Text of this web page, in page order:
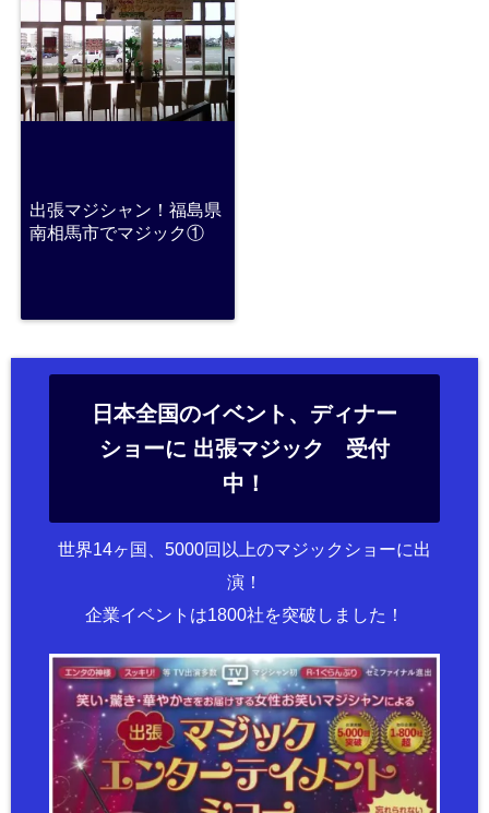
出張マジシャン！福島県
南相馬市でマジック①
日本全国のイベント、ディナー
ショーに 出張マジック 受付
中！
世界14ヶ国、5000回以上のマジックショーに出
演！
企業イベントは1800社を突破しました！